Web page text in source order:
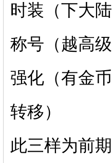
时装（下大
称号（越高
强化（有金
转移）
此三样为前